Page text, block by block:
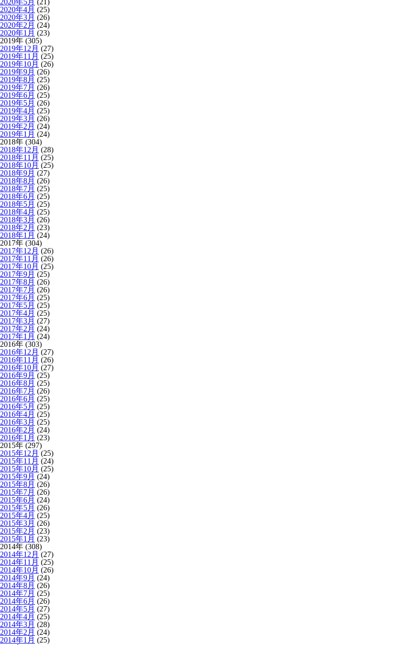
2020年5月 (21)
2020年4月 (25)
2020年3月 (26)
2020年2月 (24)
2020年1月 (23)
2019年 (305)
2019年12月 (27)
2019年11月 (25)
2019年10月 (26)
2019年9月 (26)
2019年8月 (25)
2019年7月 (26)
2019年6月 (25)
2019年5月 (26)
2019年4月 (25)
2019年3月 (26)
2019年2月 (24)
2019年1月 (24)
2018年 (304)
2018年12月 (28)
2018年11月 (25)
2018年10月 (25)
2018年9月 (27)
2018年8月 (26)
2018年7月 (25)
2018年6月 (25)
2018年5月 (25)
2018年4月 (25)
2018年3月 (26)
2018年2月 (23)
2018年1月 (24)
2017年 (304)
2017年12月 (26)
2017年11月 (26)
2017年10月 (25)
2017年9月 (25)
2017年8月 (26)
2017年7月 (26)
2017年6月 (25)
2017年5月 (25)
2017年4月 (25)
2017年3月 (27)
2017年2月 (24)
2017年1月 (24)
2016年 (303)
2016年12月 (27)
2016年11月 (26)
2016年10月 (27)
2016年9月 (25)
2016年8月 (25)
2016年7月 (26)
2016年6月 (25)
2016年5月 (25)
2016年4月 (25)
2016年3月 (25)
2016年2月 (24)
2016年1月 (23)
2015年 (297)
2015年12月 (25)
2015年11月 (24)
2015年10月 (25)
2015年9月 (24)
2015年8月 (26)
2015年7月 (26)
2015年6月 (24)
2015年5月 (26)
2015年4月 (25)
2015年3月 (26)
2015年2月 (23)
2015年1月 (23)
2014年 (308)
2014年12月 (27)
2014年11月 (25)
2014年10月 (26)
2014年9月 (24)
2014年8月 (26)
2014年7月 (25)
2014年6月 (26)
2014年5月 (27)
2014年4月 (25)
2014年3月 (28)
2014年2月 (24)
2014年1月 (25)